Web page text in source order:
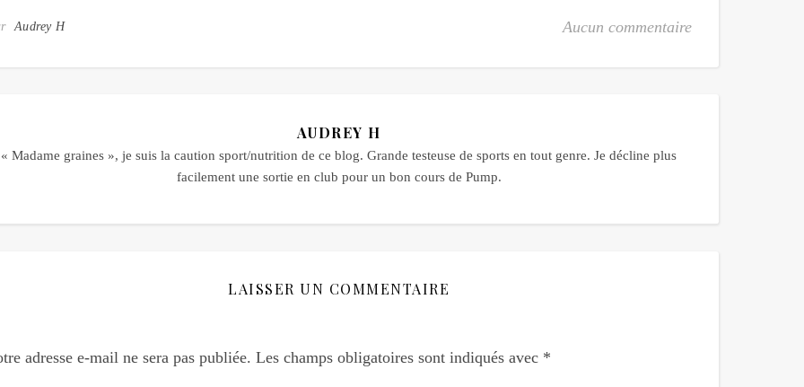
Audrey H Aucun commentaire
AUDREY H
« Madame graines », je suis la caution sport/nutrition de ce blog. Grande testeuse de sports en tout genre. Je décline plus
facilement une sortie en club pour un bon cours de Pump.
LAISSER UN COMMENTAIRE
adresse e-mail ne sera pas publiée. Les champs obligatoires sont indiqués avec *